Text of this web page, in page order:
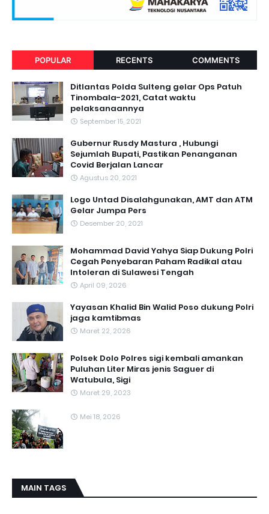
POPULAR RECENTS COMMENTS
Ditlantas Polda Sulteng gelar Ops Patuh
Tinombala-2021, Catat waktu
pelaksanaannya
September 15, 2021
Gubernur Rusdy Mastura , Hubungi
Sejumlah Bupati, Pastikan Penanganan
Covid Berjalan Lancar
Agustus 20, 2021
Logo Untad Disalahgunakan, AMT dan ATM
Gelar Jumpa Pers
Desember 20, 2021
Mohammad David Yahya Siap Dukung Polri
Cegah Penyebaran Paham Radikal atau
Intoleran di Sulawesi Tengah
April 09, 2026
Yayasan Khalid Bin Walid Poso dukung Polri
jaga kamtibmas
Maret 22, 2026
Polsek Dolo Polres sigi kembali amankan
Puluhan Liter Miras jenis Saguer di
Watubula, Sigi
Maret 29, 2023
Mei 18, 2026
MAIN TAGS